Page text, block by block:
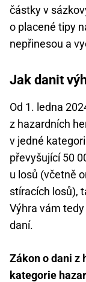
částky v
o placené tipy
nepřinesou a
Jak danit
Od 1. ledna
z hazardních
v jedné
převyšující 50
u losů (včetně
stíracích losů),
Výhra vám
daní.
Zákon o dani z
kategorie